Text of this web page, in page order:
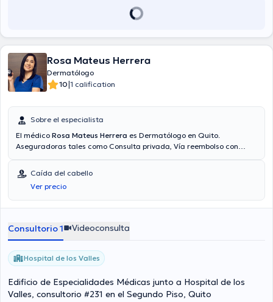
Rosa Mateus Herrera
Dermatólogo
10|1 calification
Sobre el especialista
El médico Rosa Mateus Herrera es Dermatólogo en Quito.
Aseguradoras tales como Consulta privada, Vía reembolso con
el médico especialista Rosa Mateus Herrera es de $60. Algunos de
los servicios médicos ofrecidos en el consultorio son: Caída del
cabello, Peeling, Psoriasis, Tratamiento de acné.
Caída del cabello
Ver precio
Consultorio 1 Videoconsulta
Hospital de los Valles
Edificio de Especialidades Médicas junto a Hospital de los
Valles, consultorio #231 en el Segundo Piso, Quito